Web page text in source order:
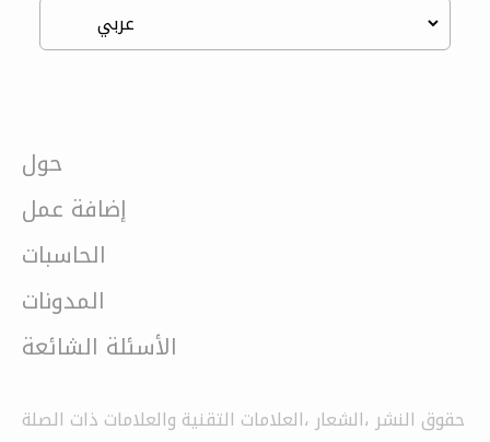
حول
إضافة عمل
الحاسبات
المدونات
الأسئلة الشائعة
حقوق النشر ،الشعار ،العلامات التقنية والعلامات ذات الصلة